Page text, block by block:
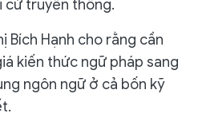
cử truyền thống.
Bích Hạnh cho rằng cần
kiến thức ngữ pháp sang
ngôn ngữ ở cả bốn kỹ